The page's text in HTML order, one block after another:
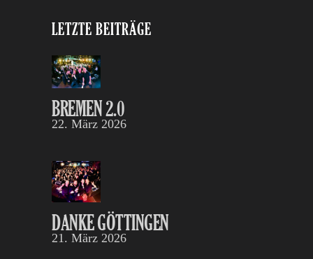
LETZTE BEITRÄGE
BREMEN 2.0
22. März 2026
DANKE GÖTTINGEN
21. März 2026